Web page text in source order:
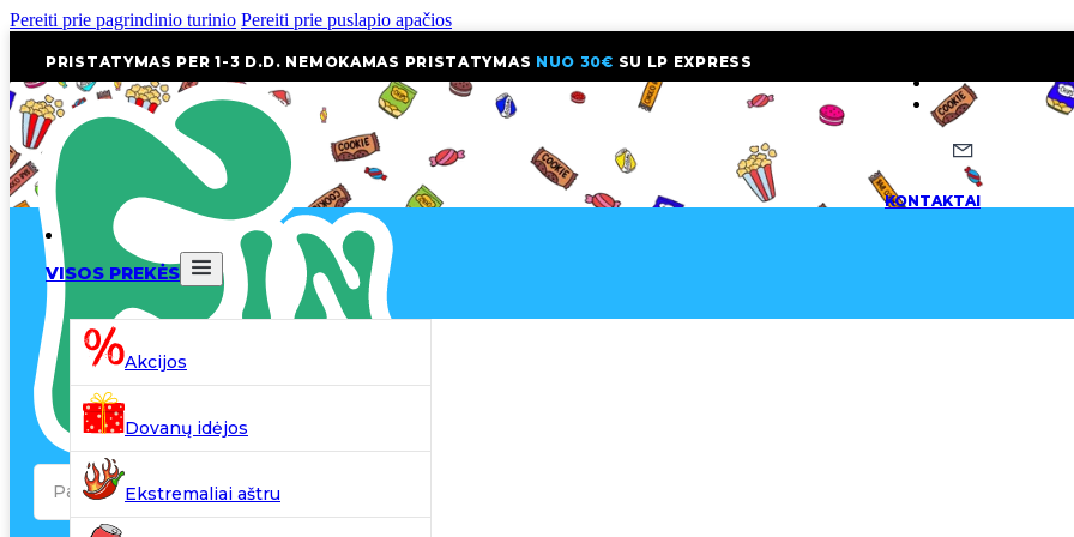
Pereiti prie pagrindinio turinio Pereiti prie puslapio apačios
PRISTATYMAS PER 1-3 D.D. NEMOKAMAS PRISTATYMAS NUO 30€ SU LP EXPRESS
KONTAKTAI
Search
VISOS PREKĖS
Akcijos
Dovanų idėjos
Ekstremaliai aštru